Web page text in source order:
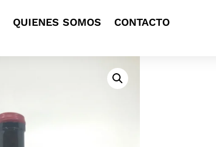
QUIENES SOMOS CONTACTO